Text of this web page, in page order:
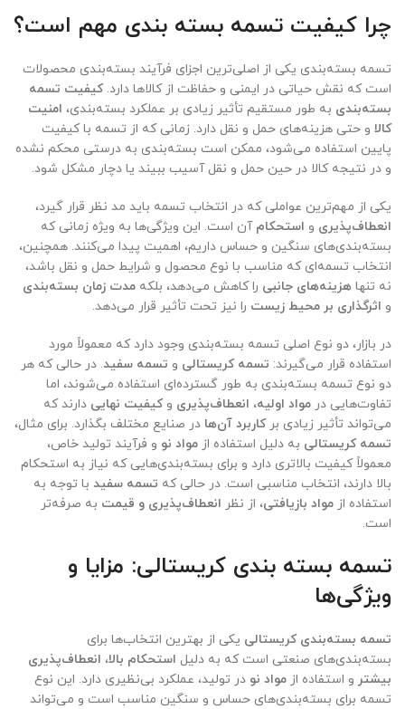
چرا کیفیت تسمه بسته‌ بندی مهم است؟
تسمه بسته‌بندی یکی از اصلی‌ترین اجزای فرآیند بسته‌بندی محصولات
است که نقش حیاتی در ایمنی و حفاظت از کالاها دارد.کیفیت تسمه
بسته‌بندی به طور مستقیم تأثیر زیادی بر عملکرد بسته‌بندی، امنیت
کالا و حتی هزینه‌های حمل و نقل دارد. زمانی که از تسمه با کیفیت
پایین استفاده می‌شود، ممکن است بسته‌بندی به درستی محکم نشده
و در نتیجه کالا در حین حمل و نقل آسیب ببیند یا دچار مشکل شود.
یکی از مهم‌ترین عواملی که در انتخاب تسمه باید مد نظر قرار گیرد،
انعطاف‌پذیری و استحکام آن است. این ویژگی‌ها به ویژه زمانی که
بسته‌بندی‌های سنگین و حساس داریم، اهمیت پیدا می‌کنند. همچنین،
انتخاب تسمه‌ای که مناسب با نوع محصول و شرایط حمل و نقل باشد،
نه تنها هزینه‌های جانبی را کاهش می‌دهد، بلکه مدت زمان بسته‌بندی
و اثرگذاری بر محیط زیست را نیز تحت تأثیر قرار می‌دهد.
در بازار، دو نوع اصلی تسمه بسته‌بندی وجود دارد که معمولاً مورد
استفاده قرار می‌گیرند: تسمه کریستالی و تسمه سفید. در حالی که هر
دو نوع تسمه بسته‌بندی به طور گسترده‌ای استفاده می‌شوند، اما
تفاوت‌هایی در مواد اولیه، انعطاف‌پذیری وکیفیت نهایی دارند که
می‌تواند تأثیر زیادی برکاربرد آن‌ها در صنایع مختلف بگذارد. برای مثال،
تسمه کریستالی به دلیل استفاده از مواد نو و فرآیند تولید خاص،
معمولاً کیفیت بالاتری دارد و برای بسته‌بندی‌هایی که نیاز به استحکام
بالا دارند، انتخاب مناسبی است. در حالی که تسمه سفید با توجه به
استفاده از مواد بازیافتی، از نظر انعطاف‌پذیری و قیمت به صرفه‌تر
است.
تسمه بسته‌ بندی کریستالی: مزایا و
ویژگی‌ها
تسمه بسته‌بندی کریستالی یکی از بهترین انتخاب‌ها برای
بسته‌بندی‌های صنعتی است که به دلیل استحکام بالا، انعطاف‌پذیری
بیشتر و استفاده از مواد نو در تولید، عملکرد بی‌نظیری دارد. این نوع
تسمه برای بسته‌بندی‌های حساس و سنگین مناسب است و می‌تواند